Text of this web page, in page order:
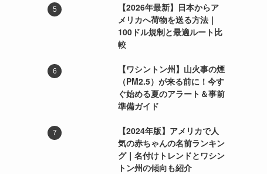
【2026年最新】日本からア
メリカへ荷物を送る方法｜
100ドル規制と最適ルート比
較
【ワシントン州】山火事の煙
（PM2.5）が来る前に！今す
ぐ始める夏のアラート＆事前
準備ガイド
【2024年版】アメリカで人
気の赤ちゃんの名前ランキン
グ｜名付けトレンドとワシン
トン州の傾向も紹介